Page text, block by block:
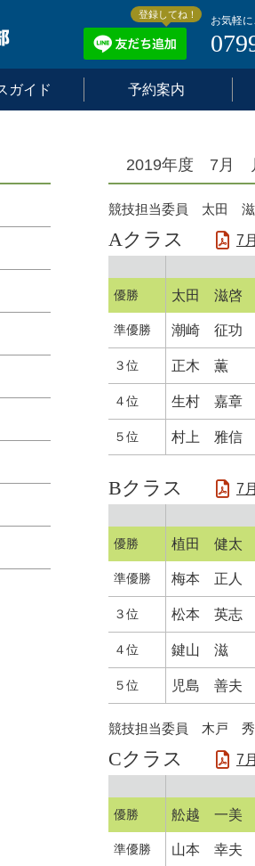
お気軽
ガイド 予約案内
登録してね！
2019年度 7月
競技担当委員 太田
Aクラス 7
優勝
太田 滋啓
準優勝 潮崎 征功
３位 正木 薫
４位 生村 嘉章
５位 村上 雅信
Bクラス 7
優勝
植田 健太
準優勝 梅本 正人
３位 松本 英志
４位 鍵山 滋
５位 児島 善夫
競技担当委員 木戸
Cクラス 7
優勝
舩越 一美
準優勝 山本 幸夫